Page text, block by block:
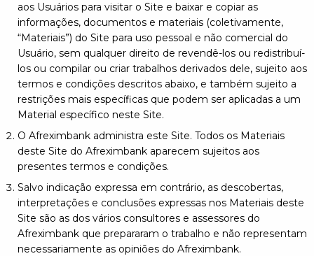
aos Usuários para visitar o Site e baixar e copiar as
informações, documentos e materiais (coletivamente,
“Materiais”) do Site para uso pessoal e não comercial do
Usuário, sem qualquer direito de revendê-los ou redistribuí-
los ou compilar ou criar trabalhos derivados dele, sujeito aos
termos e condições descritos abaixo, e também sujeito a
restrições mais específicas que podem ser aplicadas a um
Material específico neste Site.
O Afreximbank administra este Site. Todos os Materiais
deste Site do Afreximbank aparecem sujeitos aos
presentes termos e condições.
Salvo indicação expressa em contrário, as descobertas,
interpretações e conclusões expressas nos Materiais deste
Site são as dos vários consultores e assessores do
Afreximbank que prepararam o trabalho e não representam
necessariamente as opiniões do Afreximbank.